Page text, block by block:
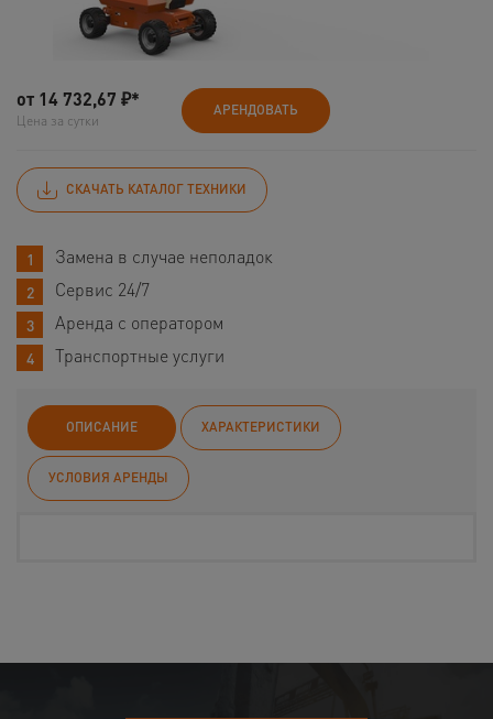
от 14 732,67 ₽*
Цена за сутки
АРЕНДОВАТЬ
СКАЧАТЬ КАТАЛОГ ТЕХНИКИ
Замена в случае неполадок
Сервис 24/7
Аренда с оператором
Транспортные услуги
ОПИСАНИЕ ХАРАКТЕРИСТИКИ
УСЛОВИЯ АРЕНДЫ